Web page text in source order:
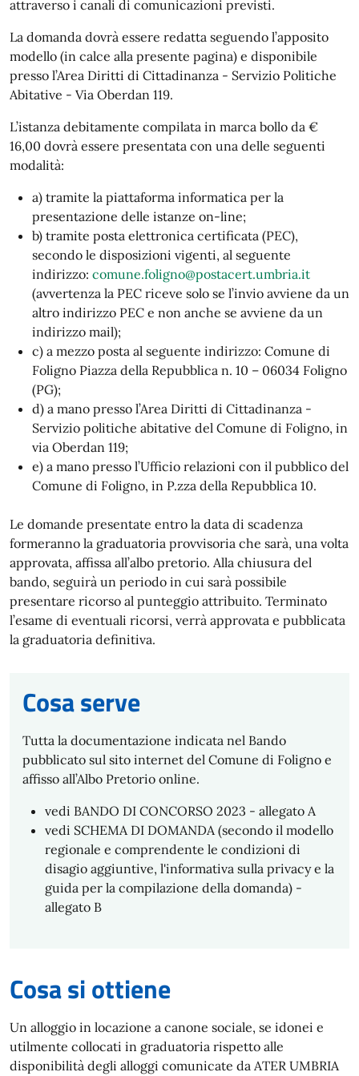
attraverso i canali di comunicazioni previsti.
La domanda dovrà essere redatta seguendo l’apposito
modello (in calce alla presente pagina) e disponibile
presso l’Area Diritti di Cittadinanza - Servizio Politiche
Abitative - Via Oberdan 119.
L’istanza debitamente compilata in marca bollo da €
16,00 dovrà essere presentata con una delle seguenti
modalità:
a) tramite la piattaforma informatica per la
presentazione delle istanze on-line;
b) tramite posta elettronica certificata (PEC),
secondo le disposizioni vigenti, al seguente
indirizzo: comune.foligno@postacert.umbria.it
(avvertenza la PEC riceve solo se l’invio avviene da un
altro indirizzo PEC e non anche se avviene da un
indirizzo mail);
c) a mezzo posta al seguente indirizzo: Comune di
Foligno Piazza della Repubblica n. 10 – 06034 Foligno
(PG);
d) a mano presso l’Area Diritti di Cittadinanza -
Servizio politiche abitative del Comune di Foligno, in
via Oberdan 119;
e) a mano presso l’Ufficio relazioni con il pubblico del
Comune di Foligno, in P.zza della Repubblica 10.
Le domande presentate entro la data di scadenza
formeranno la graduatoria provvisoria che sarà, una volta
approvata, affissa all’albo pretorio. Alla chiusura del
bando, seguirà un periodo in cui sarà possibile
presentare ricorso al punteggio attribuito. Terminato
l’esame di eventuali ricorsi, verrà approvata e pubblicata
la graduatoria definitiva.
Cosa serve
Tutta la documentazione indicata nel Bando
pubblicato sul sito internet del Comune di Foligno e
affisso all’Albo Pretorio online.
vedi BANDO DI CONCORSO 2023 - allegato A
vedi SCHEMA DI DOMANDA (secondo il modello
regionale e comprendente le condizioni di
disagio aggiuntive, l'informativa sulla privacy e la
guida per la compilazione della domanda) -
allegato B
Cosa si ottiene
Un alloggio in locazione a canone sociale, se idonei e
utilmente collocati in graduatoria rispetto alle
disponibilità degli alloggi comunicate da ATER UMBRIA